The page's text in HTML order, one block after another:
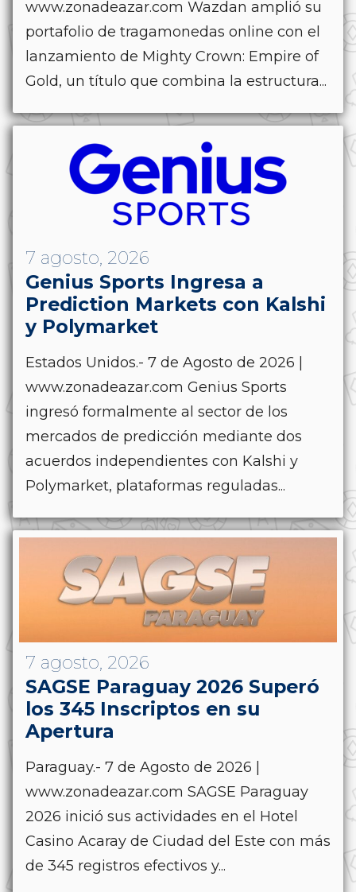
www.zonadeazar.com Wazdan amplió su
portafolio de tragamonedas online con el
lanzamiento de Mighty Crown: Empire of
Gold, un título que combina la estructura...
7 agosto, 2026
Genius Sports Ingresa a
Prediction Markets con Kalshi
y Polymarket
Estados Unidos.- 7 de Agosto de 2026 |
www.zonadeazar.com Genius Sports
ingresó formalmente al sector de los
mercados de predicción mediante dos
acuerdos independientes con Kalshi y
Polymarket, plataformas reguladas...
7 agosto, 2026
SAGSE Paraguay 2026 Superó
los 345 Inscriptos en su
Apertura
Paraguay.- 7 de Agosto de 2026 |
www.zonadeazar.com SAGSE Paraguay
2026 inició sus actividades en el Hotel
Casino Acaray de Ciudad del Este con más
de 345 registros efectivos y...